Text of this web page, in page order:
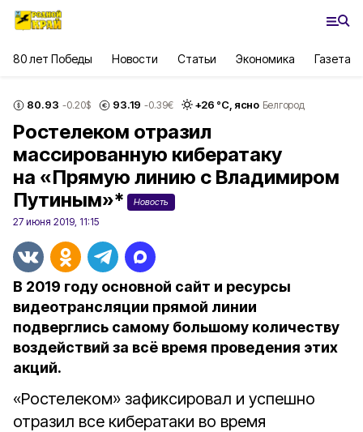
80 лет Победы Новости Статьи Экономика Газета
80.93 -0.20$ 93.19 -0.39€ +26 °С, ясно Белгород
Ростелеком отразил
массированную кибератаку
на «Прямую линию с Владимиром
Путиным»*
Новость
27 июня 2019, 11:15
В 2019 году основной сайт и ресурсы
видеотрансляции прямой линии
подверглись самому большому количеству
воздействий за всё время проведения этих
акций.
«Ростелеком» зафиксировал и успешно
отразил все кибератаки во время